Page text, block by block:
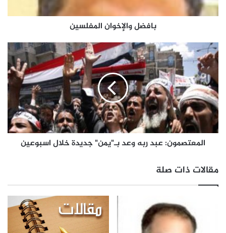
بافضل والإخوان المفلسين
المعتصمون: عبد ربه وعد بـ"يمن" جديدة خلال اسبوعين
مقالات ذات صلة